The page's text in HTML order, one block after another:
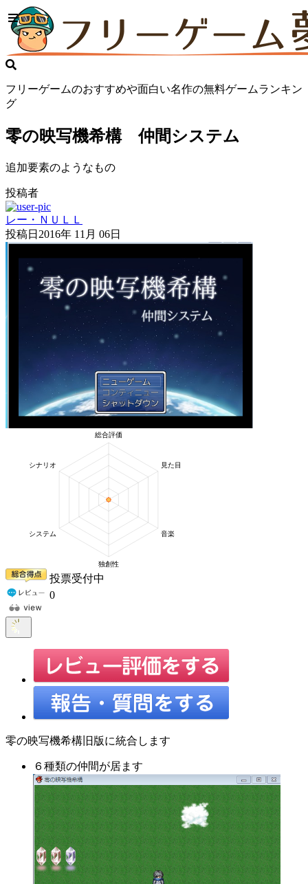
フリーゲームのおすすめや面白い名作の無料ゲームランキン
グ
零の映写機希構 仲間システム
追加要素のようなもの
投稿者
レー・ＮＵＬＬ
投稿日 2016年 11月 06日
投票受付中
0
零の映写機希構旧版に統合します
６種類の仲間が居ます